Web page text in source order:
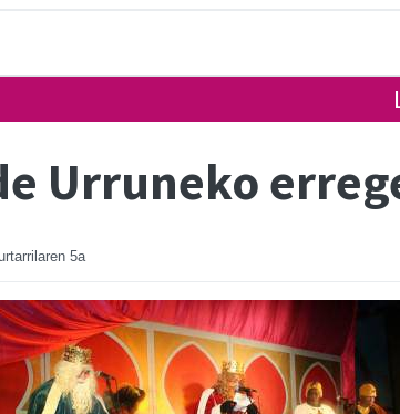
Urruneko
5a